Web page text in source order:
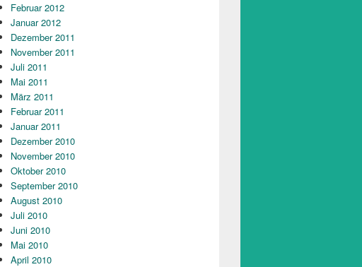
Februar 2012
Januar 2012
Dezember 2011
November 2011
Juli 2011
Mai 2011
März 2011
Februar 2011
Januar 2011
Dezember 2010
November 2010
Oktober 2010
September 2010
August 2010
Juli 2010
Juni 2010
Mai 2010
April 2010